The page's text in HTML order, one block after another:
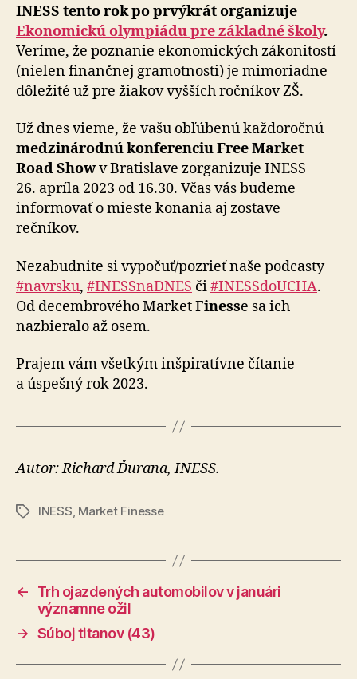
INESS tento rok po prvýkrát organizuje
Ekonomickú olympiádu pre základné školy.
Veríme, že poznanie ekonomických zákonitostí
(nielen finančnej gramotnosti) je mimoriadne
dôležité už pre žiakov vyšších ročníkov ZŠ.
Už dnes vieme, že vašu obľúbenú každoročnú
medzinárodnú konferenciu Free Market
Road Showv Bratislave zorganizuje INESS
26. apríla 2023 od 16.30. Včas vás budeme
informovať o mieste konania aj zostave
rečníkov.
Nezabudnite si vypočuť/pozrieť naše podcasty
#navrsku, #INESSnaDNES či#INESSdoUCHA.
Od decembrového Market Finesse sa ich
nazbieralo až osem.
Prajem vám všetkým inšpiratívne čítanie
a úspešný rok 2023.
Autor: Richard Ďurana, INESS.
ZnačkyINESS, Market Finesse
←
Trh ojazdených automobilov v januári
významne ožil
→ Súboj titanov (43)